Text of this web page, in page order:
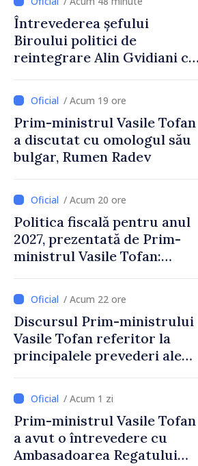
Întrevederea șefului
Biroului politici de
reintegrare Alin Gvidiani cu
Comitetului Internațional al
Crucii Roșii în Moldova
/ Acum 19 ore
Prim-ministrul Vasile Tofan
a discutat cu omologul său
bulgar, Rumen Radev
/ Acum 20 ore
Politica fiscală pentru anul
2027, prezentată de Prim-
ministrul Vasile Tofan:
stimularea investițiilor și o
taxare mai echitabilă
/ Acum 22 ore
Discursul Prim-ministrului
Vasile Tofan referitor la
principalele prevederi ale
2027
/ Acum 1 zi
Prim-ministrul Vasile Tofan
a avut o întrevedere cu
Ambasadoarea Regatului